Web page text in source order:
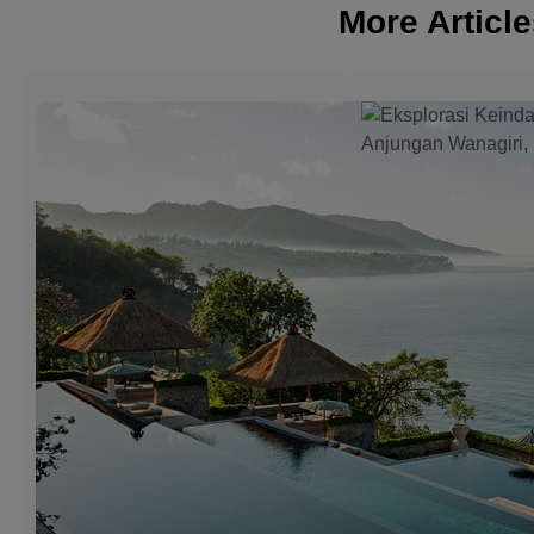
More
3 Best
Resorts in
Candidasa
Candidasa is one of
charming